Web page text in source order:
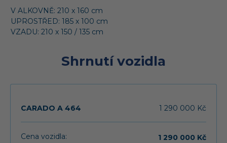
V ALKOVNĚ: 210 x 160 cm
UPROSTŘED: 185 x 100 cm
VZADU: 210 x 150 / 135 cm
Shrnutí vozidla
CARADO A 464 1 290 000 Kč
Cena vozidla:
1 290 000 Kč